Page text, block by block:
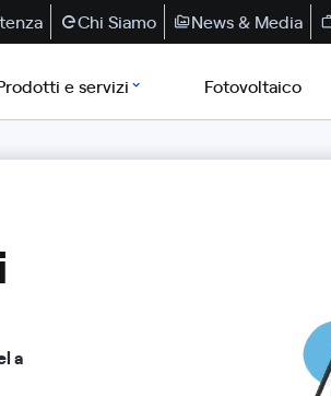
Chi Siamo News & Media
e servizi Fotovoltaico
a